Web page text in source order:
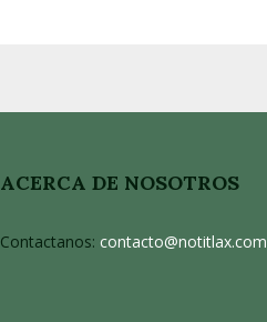
ACERCA DE NOSOTROS
Contactanos: contacto@notitlax.com